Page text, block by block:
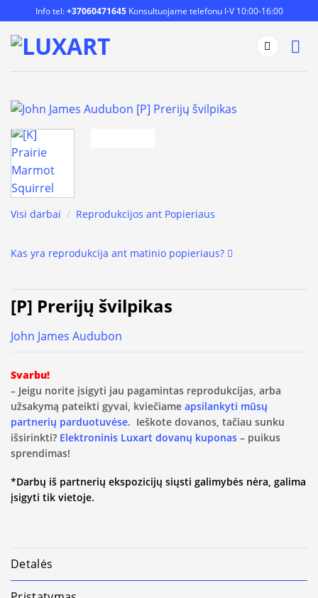
to
content
Info tel:+37060471645Konsultuojame telefonu I-V 10:00-16:00
Visi darbai / Reprodukcijos ant Popieriaus
Kas yra reprodukcija ant matinio popieriaus?
[P] Prerijų švilpikas
John James Audubon
Svarbu!
– Jeigu norite įsigyti jau pagamintas reprodukcijas, arba
užsakymą pateikti gyvai, kviečiame apsilankyti mūsų
partnerių parduotuvėse. Ieškote dovanos, tačiau sunku
išsirinkti? Elektroninis Luxart dovanų kuponas – puikus
sprendimas!
*Darbų iš partnerių ekspozicijų siųsti galimybės nėra, galima
įsigyti tik vietoje.
Detalės